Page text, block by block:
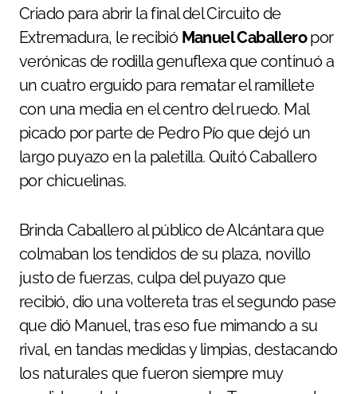
Criado para abrir la final del Circuito de
Extremadura, le recibió Manuel Caballeropor
verónicas de rodilla genuflexa que continuó a
un cuatro erguido para rematar el ramillete
con una media en el centro del ruedo. Mal
picado por parte de Pedro Pío que dejó un
largo puyazo en la paletilla. Quitó Caballero
por chicuelinas.
Brinda Caballero al público de Alcántara que
colmaban los tendidos de su plaza, novillo
justo de fuerzas, culpa del puyazo que
recibió, dio una voltereta tras el segundo pase
que dió Manuel, tras eso fue mimando a su
rival, en tandas medidas y limpias, destacando
los naturales que fueron siempre muy